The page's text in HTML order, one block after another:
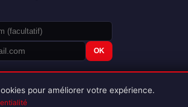
OK
pour améliorer votre expérience.